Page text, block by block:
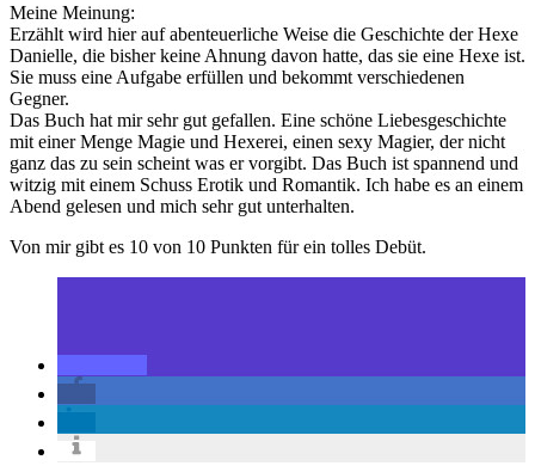
Meine Meinung:
Erzählt wird hier auf abenteuerliche Weise die Geschichte der Hexe
Danielle, die bisher keine Ahnung davon hatte, das sie eine Hexe ist.
Sie muss eine Aufgabe erfüllen und bekommt verschiedenen
Gegner.
Das Buch hat mir sehr gut gefallen. Eine schöne Liebesgeschichte
mit einer Menge Magie und Hexerei, einen sexy Magier, der nicht
ganz das zu sein scheint was er vorgibt. Das Buch ist spannend und
witzig mit einem Schuss Erotik und Romantik. Ich habe es an einem
Abend gelesen und mich sehr gut unterhalten.
Von mir gibt es 10 von 10 Punkten für ein tolles Debüt.